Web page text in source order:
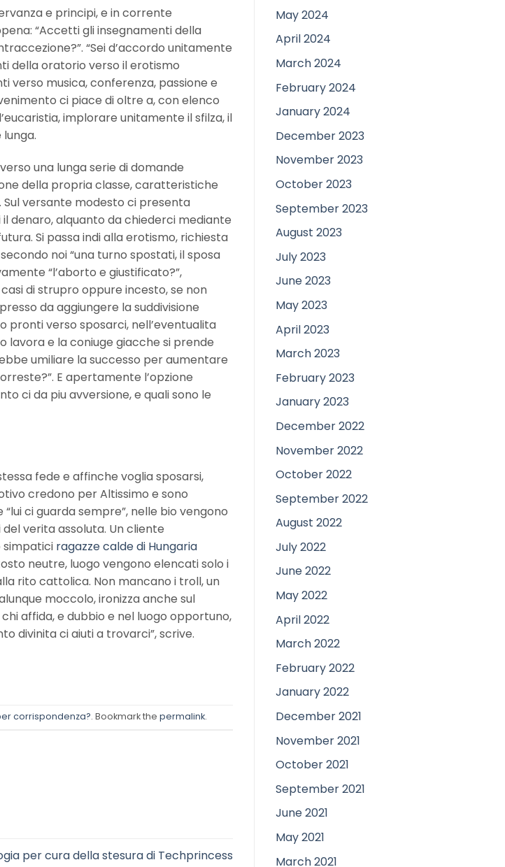
e principi, e in corrente
“Accetti gli insegnamenti della
“Sei d’accordo unitamente
della oratorio verso il erotismo
verso musica, conferenza, passione e
ci piace di oltre a, con elenco
implorare unitamente il sfilza, il
una lunga serie di domande
della propria classe, caratteristiche
Sul versante modesto ci presenta
denaro, alquanto da chiederci mediante
Si passa indi alla erotismo, richiesta
noi “una turno spostati, il sposa
“l’aborto e giustificato?”,
di strupro oppure incesto, se non
da aggiungere la suddivisione
pronti verso sposarci, nell’eventualita
lavora e la coniuge giacche si prende
umiliare la successo per aumentare
E apertamente l’opzione
ci da piu avversione, e quali sono le
fede e affinche voglia sposarsi,
credono per Altissimo e sono
ci guarda sempre”, nelle bio vengono
verita assoluta. Un cliente
simpatici ragazze calde di Hungaria
neutre, luogo vengono elencati solo i
rito cattolica. Non mancano i troll, un
moccolo, ironizza anche sul
affida, e dubbio e nel luogo opportuno,
divinita ci aiuti a trovarci”, scrive.
corrispondenza?. Bookmark thepermalink.
per cura della stesura di Techprincess
May 2024
April 2024
March 2024
February 2024
January 2024
December 2023
November 2023
October 2023
September 2023
August 2023
July 2023
June 2023
May 2023
April 2023
March 2023
February 2023
January 2023
December 2022
November 2022
October 2022
September 2022
August 2022
July 2022
June 2022
May 2022
April 2022
March 2022
February 2022
January 2022
December 2021
November 2021
October 2021
September 2021
June 2021
May 2021
March 2021